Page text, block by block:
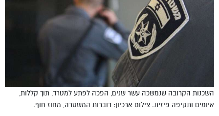
השכנות הקרובה שנמשכה עשר שנים, הפכה לפתע למטרד, תוך קללות,
איומים ותקיפה פיזית. צילום ארכיון: דוברות המשטרה, מחוז חוף.